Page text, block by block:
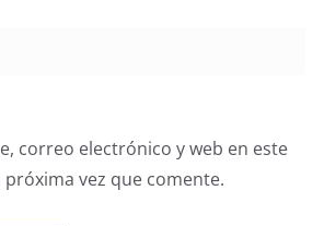
correo electrónico y web en este
vez que comente.